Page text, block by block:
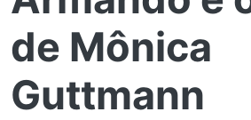
de Mônica
Guttmann